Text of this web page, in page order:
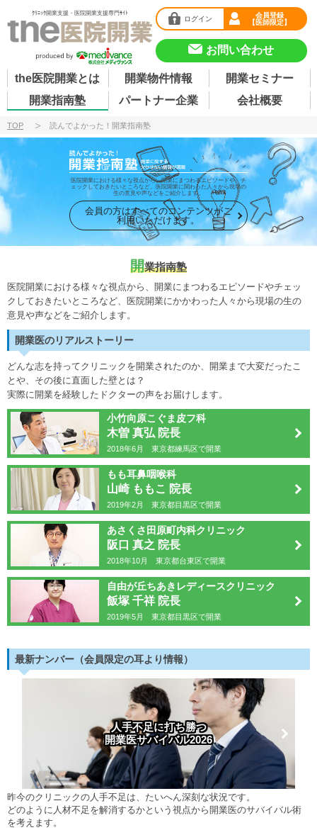
ｸﾘﾆｯｸ開業支援・医院開業支援専門ｻｲﾄ
ログイン
会員登録
【医師限定】
お問い合わせ
the医院開業とは 開業物件情報
開業セミナー
開業指南塾
パートナー企業 会社概要
TOP 読んでよかった！開業指南塾
医院開業における様々な視点から、開業にまつわるエピソードや、チ
ェックしておきたいところなど。医院開業に関わった人々から現場の
生の意見や声などをご紹介します。
会員の方はすべてのコンテンツがご
利用いただけます。
開業指南塾
医院開業における様々な視点から、開業にまつわるエピソードやチェッ
クしておきたいところなど、医院開業にかかわった人々から現場の生の
意見や声などをご紹介します。
開業医のリアルストーリー
どんな志を持ってクリニックを開業されたのか、開業まで大変だったこ
とや、その後に直面した壁とは？
実際に開業を経験したドクターの声をお届けします。
小竹向原こぐま皮フ科
木曽 真弘 院長
2018年6月 東京都練馬区で開業
もも耳鼻咽喉科
山崎 ももこ 院長
2019年2月 東京都目黒区で開業
あさくさ田原町内科クリニック
阪口 真之 院長
2018年10月 東京都台東区で開業
自由が丘ちあきレディースクリニック
飯塚 千祥 院長
2019年5月 東京都目黒区で開業
最新ナンバー（会員限定の耳より情報）
人手不足に打ち勝つ
開業医サバイバル2026
昨今のクリニックの人手不足は、たいへん深刻な状況です。
どのように人材不足を解消するかという視点から開業医のサバイバル術
を考えます。